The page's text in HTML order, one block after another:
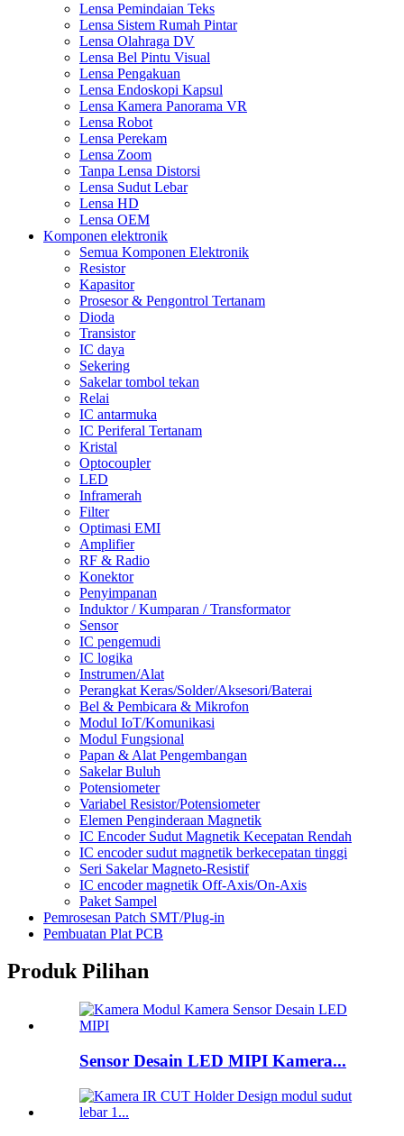
Lensa Pemindaian Teks
Lensa Sistem Rumah Pintar
Lensa Olahraga DV
Lensa Bel Pintu Visual
Lensa Pengakuan
Lensa Endoskopi Kapsul
Lensa Kamera Panorama VR
Lensa Robot
Lensa Perekam
Lensa Zoom
Tanpa Lensa Distorsi
Lensa Sudut Lebar
Lensa HD
Lensa OEM
Komponen elektronik
Semua Komponen Elektronik
Resistor
Kapasitor
Prosesor & Pengontrol Tertanam
Dioda
Transistor
IC daya
Sekering
Sakelar tombol tekan
Relai
IC antarmuka
IC Periferal Tertanam
Kristal
Optocoupler
LED
Inframerah
Filter
Optimasi EMI
Amplifier
RF & Radio
Konektor
Penyimpanan
Induktor / Kumparan / Transformator
Sensor
IC pengemudi
IC logika
Instrumen/Alat
Perangkat Keras/Solder/Aksesori/Baterai
Bel & Pembicara & Mikrofon
Modul IoT/Komunikasi
Modul Fungsional
Papan & Alat Pengembangan
Sakelar Buluh
Potensiometer
Variabel Resistor/Potensiometer
Elemen Penginderaan Magnetik
IC Encoder Sudut Magnetik Kecepatan Rendah
IC encoder sudut magnetik berkecepatan tinggi
Seri Sakelar Magneto-Resistif
IC encoder magnetik Off-Axis/On-Axis
Paket Sampel
Pemrosesan Patch SMT/Plug-in
Pembuatan Plat PCB
Produk Pilihan
Sensor Desain LED MIPI Kamera...